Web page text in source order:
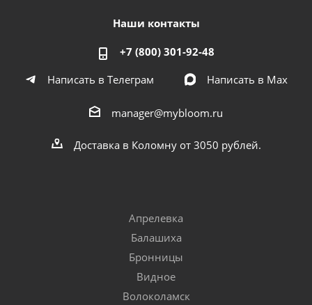
Наши контакты
+7 (800) 301-92-48
Написать в Телеграм
Написать в Мах
manager@mybloom.ru
Доставка в Коломну от 3050 рублей.
Апрелевка
Балашиха
Бронницы
Видное
Волоколамск